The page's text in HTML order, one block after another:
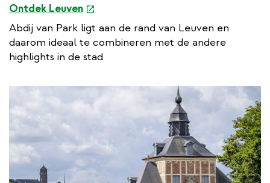
Ontdek Leuven
e
x
e
l
i
k
Abdij van Park ligt aan de rand van Leuven en
daarom ideaal te combineren met de andere
highlights in de stad